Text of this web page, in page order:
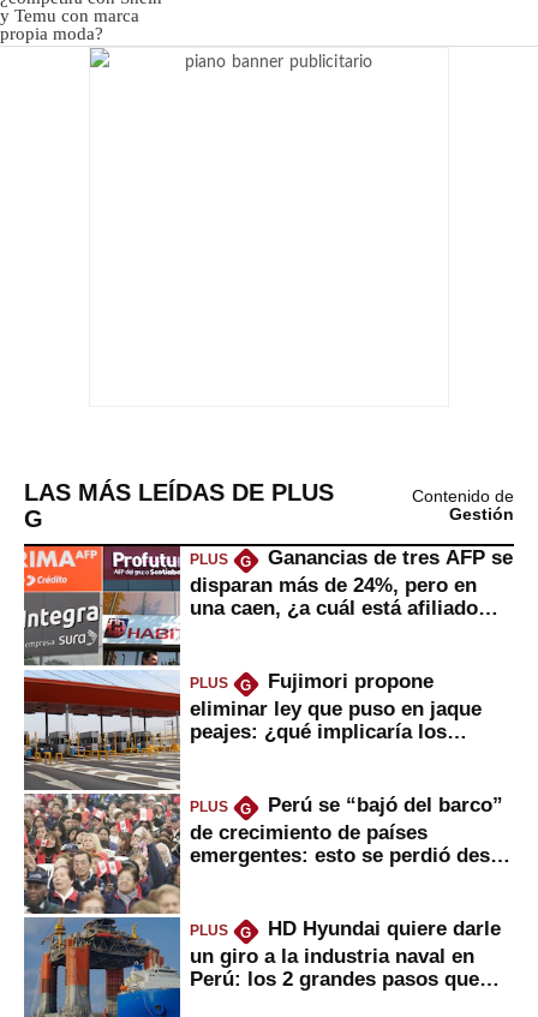
LAS MÁS LEÍDAS DE PLUS
G
Contenido de
Gestión
PLUS G
Ganancias de tres AFP se
disparan más de 24%, pero en
una caen, ¿a cuál está afiliado
PLUS G
Fujimori propone
eliminar ley que puso en jaque
peajes: ¿qué implicaría los
PLUS G
Perú se “bajó del barco”
de crecimiento de países
emergentes: esto se perdió desde
PLUS G
HD Hyundai quiere darle
un giro a la industria naval en
Perú: los 2 grandes pasos que